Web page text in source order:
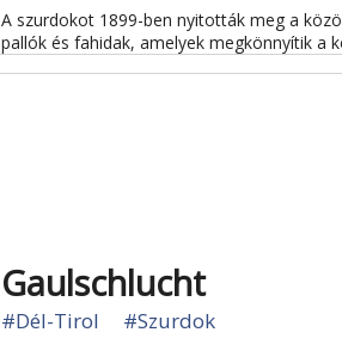
A szurdokot 1899-ben nyitották meg a
pallók és fahidak, amelyek megkönnyítik a
Gaulschlucht
#Dél-Tirol #Szurdok